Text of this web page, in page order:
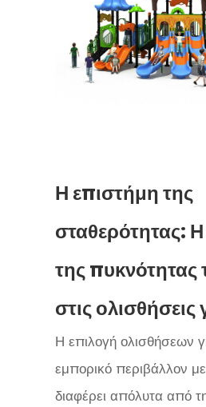
Η επιστήμη της
σταθερότητας:
της πυκνότητας
στις ολισθήσεις
Η επιλογή ολισθήσεων
εμπορικό περιβάλλον
διαφέρει απόλυτα από